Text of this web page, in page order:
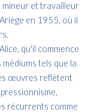
mineur et travailleur
en 1955, où il
qu'il commence
tels que la
œuvres reflètent
récurrents comme